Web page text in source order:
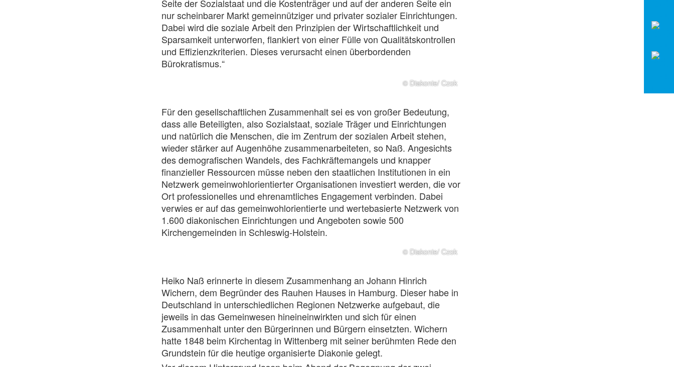
Seite der Sozialstaat und die Kostenträger und auf der anderen Seite ein
nur scheinbarer Markt gemeinnütziger und privater sozialer Einrichtungen.
Dabei wird die soziale Arbeit den Prinzipien der Wirtschaftlichkeit und
Sparsamkeit unterworfen, flankiert von einer Fülle von Qualitätskontrollen
und Effizienzkriterien. Dieses verursacht einen überbordenden
Bürokratismus.“
© Diakonie/ Czok
Für den gesellschaftlichen Zusammenhalt sei es von großer Bedeutung,
dass alle Beteiligten, also Sozialstaat, soziale Träger und Einrichtungen
und natürlich die Menschen, die im Zentrum der sozialen Arbeit stehen,
wieder stärker auf Augenhöhe zusammenarbeiteten, so Naß. Angesichts
des demografischen Wandels, des Fachkräftemangels und knapper
finanzieller Ressourcen müsse neben den staatlichen Institutionen in ein
Netzwerk gemeinwohlorientierter Organisationen investiert werden, die vor
Ort professionelles und ehrenamtliches Engagement verbinden. Dabei
verwies er auf das gemeinwohlorientierte und wertebasierte Netzwerk von
1.600 diakonischen Einrichtungen und Angeboten sowie 500
Kirchengemeinden in Schleswig-Holstein.
© Diakonie/ Czok
Heiko Naß erinnerte in diesem Zusammenhang an Johann Hinrich
Wichern, dem Begründer des Rauhen Hauses in Hamburg. Dieser habe in
Deutschland in unterschiedlichen Regionen Netzwerke aufgebaut, die
jeweils in das Gemeinwesen hineineinwirkten und sich für einen
Zusammenhalt unter den Bürgerinnen und Bürgern einsetzten. Wichern
hatte 1848 beim Kirchentag in Wittenberg mit seiner berühmten Rede den
Grundstein für die heutige organisierte Diakonie gelegt.